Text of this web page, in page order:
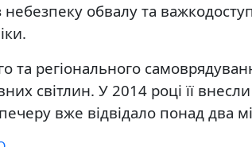
обвалу та
та регіонального
світлин. У 2014 році її
вже відвідало понад два